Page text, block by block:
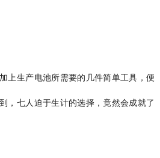
上生产电池所需要的几件简单工具，便
，七人迫于生计的选择，竟然会成就了